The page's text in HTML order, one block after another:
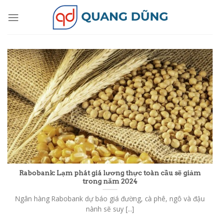
Rabobank: Lạm phát giá lương thực toàn cầu sẽ giảm
trong năm 2024
Ngân hàng Rabobank dự báo giá đường, cà phê, ngô và đậu
nành sẽ suy [...]